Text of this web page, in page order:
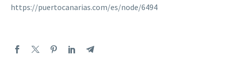
https://puertocanarias.com/es/node/6494